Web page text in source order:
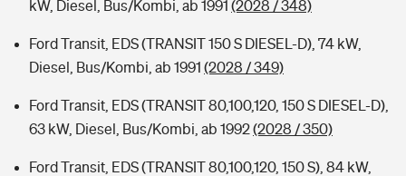
kW, Diesel, Bus/Kombi, ab 1991 (2028 / 348)
Ford Transit, EDS (TRANSIT 150 S DIESEL-D), 74 kW,
Diesel, Bus/Kombi, ab 1991 (2028 / 349)
Ford Transit, EDS (TRANSIT 80,100,120, 150 S DIESEL-D),
63 kW, Diesel, Bus/Kombi, ab 1992(2028 / 350)
Ford Transit, EDS (TRANSIT 80,100,120, 150 S), 84 kW,